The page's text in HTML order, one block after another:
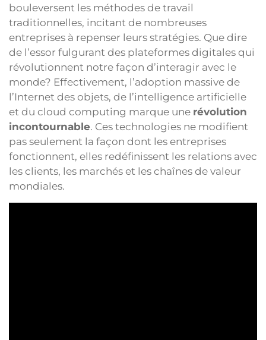
bouleversent les méthodes de travail
traditionnelles, incitant de nombreuses
entreprises à repenser leurs stratégies. Que dire
de l’essor fulgurant des plateformes digitales qui
révolutionnent notre façon d’interagir avec le
monde? Effectivement, l’adoption massive de
l’Internet des objets, de l’intelligence artificielle
et du cloud computing marque une révolution
incontournable. Ces technologies ne modifient
pas seulement la façon dont les entreprises
fonctionnent, elles redéfinissent les relations avec
les clients, les marchés et les chaînes de valeur
mondiales.